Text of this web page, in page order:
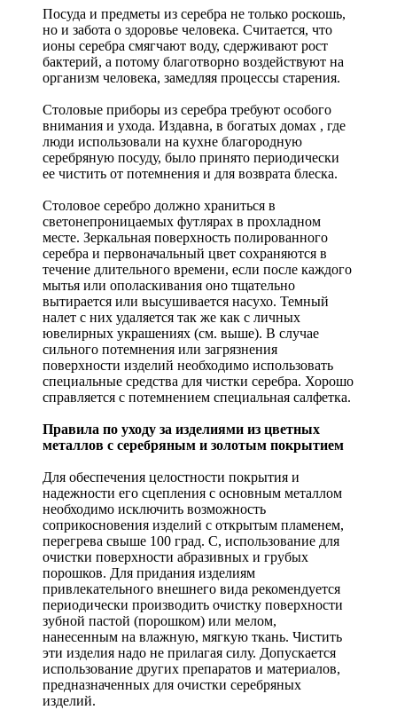
Посуда и предметы из серебра не только роскошь,
но и забота о здоровье человека. Считается, что
ионы серебра смягчают воду, сдерживают рост
бактерий, а потому благотворно воздействуют на
организм человека, замедляя процессы старения.
Столовые приборы из серебра требуют особого
внимания и ухода. Издавна, в богатых домах , где
люди использовали на кухне благородную
серебряную посуду, было принято периодически
ее чистить от потемнения и для возврата блеска.
Столовое серебро должно храниться в
светонепроницаемых футлярах в прохладном
месте. Зеркальная поверхность полированного
серебра и первоначальный цвет сохраняются в
течение длительного времени, если после каждого
мытья или ополаскивания оно тщательно
вытирается или высушивается насухо. Темный
налет с них удаляется так же как с личных
ювелирных украшениях (см. выше). В случае
сильного потемнения или загрязнения
поверхности изделий необходимо использовать
специальные средства для чистки серебра. Хорошо
справляется с потемнением специальная салфетка.
Правила по уходу за изделиями из цветных
металлов с серебряным и золотым покрытием
Для обеспечения целостности покрытия и
надежности его сцепления с основным металлом
необходимо исключить возможность
соприкосновения изделий с открытым пламенем,
перегрева свыше 100 град. С, использование для
очистки поверхности абразивных и грубых
порошков. Для придания изделиям
привлекательного внешнего вида рекомендуется
периодически производить очистку поверхности
зубной пастой (порошком) или мелом,
нанесенным на влажную, мягкую ткань. Чистить
эти изделия надо не прилагая силу. Допускается
использование других препаратов и материалов,
предназначенных для очистки серебряных
изделий.